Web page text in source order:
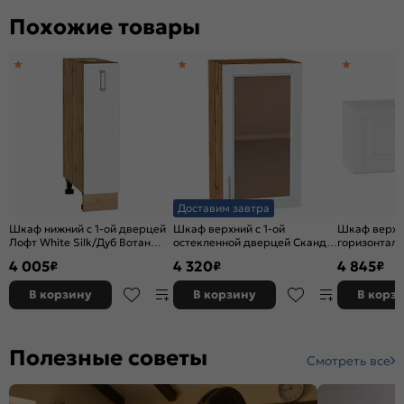
Похожие товары
Шкаф нижний с 1-ой дверцей
Лофт White Silk/Дуб Вотан
4 005₽
В корзину
Доставим завтра
Шкаф верхний с 1-ой
остекленной дверцей Сканди
716*400*320
4 320₽
В корзину
Шкаф
4 845₽
В
Полезные советы Смотреть все